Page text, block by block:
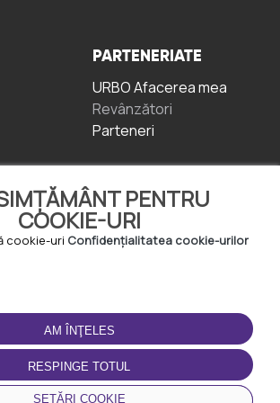
PENTRU
COOKIE-URI
cookie-uri Confidențialitatea cookie-urilor
AM ÎNŢELES
RESPINGE TOTUL
SETĂRI COOKIE
PARTENERIATE
URBO Afacerea mea
Revânzători
Parteneri
uri
DESCĂRCAȚI
APLICAȚIA